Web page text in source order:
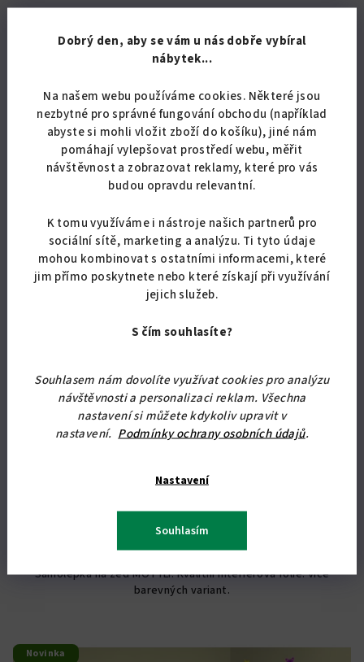
Dobrý den, aby se vám u nás dobře vybíral
nábytek...
Na našem webu používáme cookies. Některé jsou
nezbytné pro správné fungování obchodu (například
abyste si mohli vložit zboží do košíku), jiné nám
pomáhají vylepšovat prostředí webu, měřit
návštěvnost a zobrazovat reklamy, které pro vás
budou opravdu relevantní.
K tomu využíváme i nástroje našich partnerů pro
sociální sítě, marketing a analýzu. Ti tyto údaje
mohou kombinovat s ostatními informacemi, které
jim přímo poskytnete nebo které získají při využívání
jejich služeb.
S čím souhlasíte?
Souhlasem nám dovolíte využívat cookies pro analýzu
návštěvnosti a personalizaci reklam. Všechna
nastavení si můžete kdykoliv upravit v
nastavení. Podmínky ochrany osobních údajů.
Nastavení
Souhlasím
Podobné produkty
Novinka
Samolepka na zeď MOTÝLI
239,67 Kč bez DPH
Detail
Samolepka na zeď MOTÝLI. Kvalitní interiérová fólie. Více
barevných variant.
Novinka